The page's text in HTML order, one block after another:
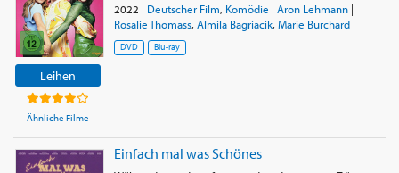
Leihen
Ähnliche Filme
2022 | Deutscher Film, Komödie | Aron Lehmann|
Rosalie Thomass, Almila Bagriacik, Marie Burchard
DVD Blu-ray
Einfach mal was Schönes